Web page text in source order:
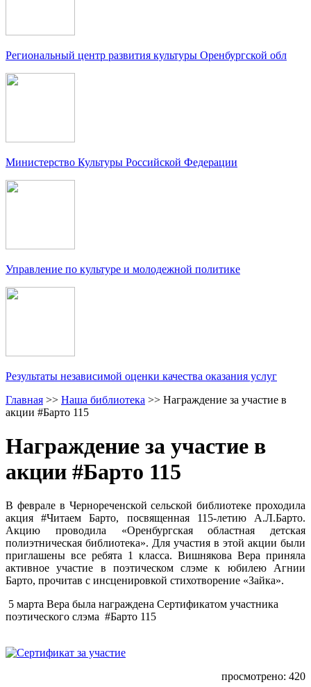
Региональный центр развития культуры Оренбургской обл
Министерство Культуры Российской Федерации
Управление по культуре и молодежной политике
Результаты независимой оценки качества оказания услуг
Главная >> Наша библиотека >> Награждение за участие в
акции #Барто 115
Награждение за участие в
акции #Барто 115
В феврале в Чернореченской сельской библиотеке проходила
акция #Читаем Барто, посвященная 115-летию А.Л.Барто.
Акцию проводила «Оренбургская областная детская
полиэтническая библиотека». Для участия в этой акции были
приглашены все ребята 1 класса. Вишнякова Вера приняла
активное участие в поэтическом слэме к юбилею Агнии
Барто, прочитав с инсценировкой стихотворение «Зайка».
5 марта Вера была награждена Сертификатом участника
поэтического слэма #Барто 115
просмотрено: 420